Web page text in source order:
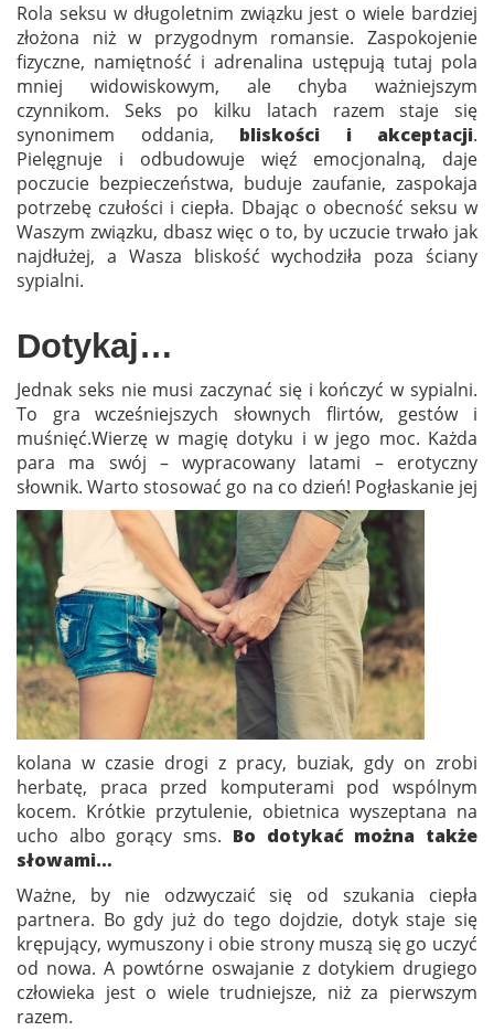
Rola seksu w długoletnim związku jest o wiele bardziej
złożona niż w przygodnym romansie. Zaspokojenie
fizyczne, namiętność i adrenalina ustępują tutaj pola
mniej widowiskowym, ale chyba ważniejszym
czynnikom. Seks po kilku latach razem staje się
synonimem oddania, bliskości i akceptacji.
Pielęgnuje i odbudowuje więź emocjonalną, daje
poczucie bezpieczeństwa, buduje zaufanie, zaspokaja
potrzebę czułości i ciepła. Dbając o obecność seksu w
Waszym związku, dbasz więc o to, by uczucie trwało jak
najdłużej, a Wasza bliskość wychodziła poza ściany
sypialni.
Dotykaj…
Jednak seks nie musi zaczynać się i kończyć w sypialni.
To gra wcześniejszych słownych flirtów, gestów i
muśnięć.Wierzę w magię dotyku i w jego moc. Każda
para ma swój – wypracowany latami – erotyczny
słownik. Wartostosować go na co dzień! Pogłaskanie jej
kolana w czasie drogi z pracy, buziak, gdy on zrobi
herbatę, praca przed komputerami pod wspólnym
kocem. Krótkie przytulenie, obietnica wyszeptana na
ucho albo gorący sms. Bo dotykać można także
słowami…
Ważne, by nie odzwyczaić się od szukania ciepła
partnera. Bo gdy już do tego dojdzie, dotyk staje się
krępujący, wymuszony i obie strony muszą się go uczyć
od nowa. A powtórne oswajanie z dotykiem drugiego
człowieka jest o wiele trudniejsze, niż za pierwszym
razem.